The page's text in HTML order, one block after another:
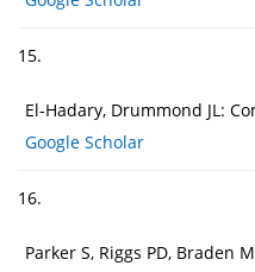
15.
El-Hadary, Drummond JL:
Google Scholar
16.
Parker S, Riggs PD, Braden